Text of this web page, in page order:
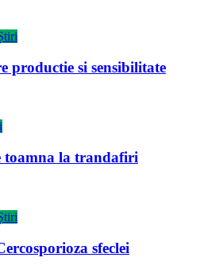
productie si sensibilitate
la trandafiri
sfeclei